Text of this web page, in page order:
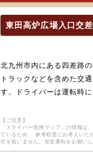
東田高炉広場入口交
北九州市内にある四差路
トラックなどを含めた交
す。ドライバーは運転時
【ご注意】
「ドライバー危険マップ」の情報は
ているため、 参考程度にお考えいた
任を負いません。安全運転をお願いし